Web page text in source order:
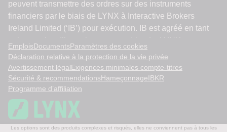
EmploisDocumentsParamètres des cookies
Déclaration relative à la protection de la vie privée
Avertissement légalExigences minimales compte-titres
Sécurité & recommendationsHameçonnageIBKR
Programme d’affiliation
Les options sont des produits complexes et risqués, elles ne conviennent pas à tous les